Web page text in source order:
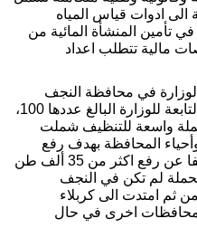
الى ادوات قياس المياه
تأمين المنشأة المائية من
مالية تتطلب اعداد
في محافظة النجف
الاشرف، اكد ان الاليات المختلفة التابعة للوزارة البالغ عددها 100،
واسعة للتنظيف شملت
المحافظة بهدف رفع
النفايات والانقاض المتراكمة، كاشفا عن رفع اكثر من 35 ألف طن
لم تكن في النجف
ثم امتدت الى كربلاء
محافظات اخرى في حال